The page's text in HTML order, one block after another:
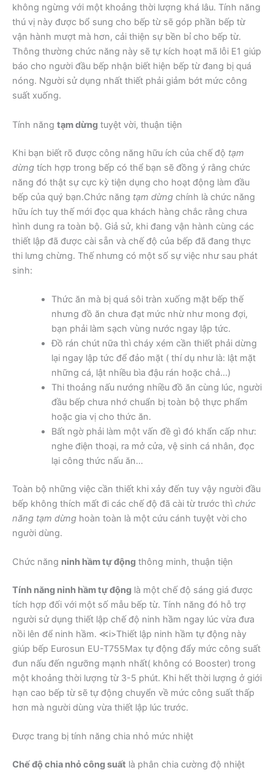
không ngừng với một khoảng thời lượng khá lâu. Tính năng
thú vị này được bổ sung cho bếp từ sẽ góp phần bếp từ
vận hành mượt mà hơn, cải thiện sự bền bỉ cho bếp từ.
Thông thường chức năng này sẽ tự kích hoạt mã lỗi E1 giúp
báo cho người đầu bếp nhận biết hiện bếp từ đang bị quá
nóng. Người sử dụng nhất thiết phải giảm bớt mức công
suất xuống.
Tính năng tạm dừng tuyệt vời, thuận tiện
Khi bạn biết rõ được công năng hữu ích của chế độ tạm
dừng tích hợp trong bếp có thể bạn sẽ đồng ý rằng chức
năng đó thật sự cực kỳ tiện dụng cho hoạt động làm đầu
bếp của quý bạn.Chức năng tạm dừng chính là chức năng
hữu ích tuy thế mới đọc qua khách hàng chắc rằng chưa
hình dung ra toàn bộ. Giả sử, khi đang vận hành cùng các
thiết lập đã được cài sẵn và chế độ của bếp đã đang thực
thi lưng chừng. Thế nhưng có một số sự việc như sau phát
sinh:
Thức ăn mà bị quá sôi tràn xuống mặt bếp thế
nhưng đồ ăn chưa đạt mức nhừ như mong đợi,
bạn phải làm sạch vùng nước ngay lập tức.
Đồ rán chút nữa thì cháy xém cần thiết phải dừng
lại ngay lập tức để đảo mặt ( thí dụ như là: lật mặt
những cá, lật nhiều bìa đậu rán hoặc chả…)
Thi thoảng nấu nướng nhiều đồ ăn cùng lúc, người
đầu bếp chưa nhớ chuẩn bị toàn bộ thực phẩm
hoặc gia vị cho thức ăn.
Bất ngờ phải làm một vấn đề gì đó khẩn cấp như:
nghe điện thoại, ra mở cửa, vệ sinh cá nhân, đọc
lại công thức nấu ăn…
Toàn bộ những việc cần thiết khi xảy đến tuy vậy người đầu
bếp không thích mất đi các chế độ đã cài từ trước thì chức
năng tạm dừng hoàn toàn là một cứu cánh tuyệt vời cho
người dùng.
Chức năng ninh hầm tự động thông minh, thuận tiện
Tính năng ninh hầm tự động là một chế độ sáng giá được
tích hợp đối với một số mẫu bếp từ. Tính năng đó hỗ trợ
người sử dụng thiết lập chế độ ninh hầm ngay lúc vừa đưa
nồi lên để ninh hầm. ≪i>Thiết lập ninh hầm tự động này
giúp bếp Eurosun EU-T755Max tự động đẩy mức công suất
đun nấu đến ngưỡng mạnh nhất( không có Booster) trong
một khoảng thời lượng từ 3-5 phút. Khi hết thời lượng ở giới
hạn cao bếp từ sẽ tự động chuyển về mức công suất thấp
hơn mà người dùng vừa thiết lập lúc trước.
Được trang bị tính năng chia nhỏ mức nhiệt
Chế độ chia nhỏ công suất là phân chia cường độ nhiệt